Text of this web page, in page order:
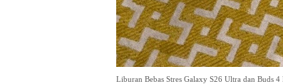
Liburan Bebas Stres Galaxy S26 Ultra dan Buds 4